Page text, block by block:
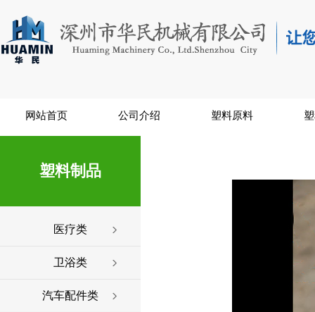
网站首页 公司介绍 塑料原料
塑料制品
医疗类
卫浴类
汽车配件类